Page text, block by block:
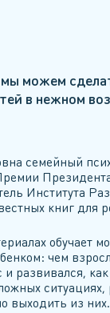
можем
в нежном
семейный
Института
книг для
обучает
чем
и развивался,
ситуациях,
выходить из них.